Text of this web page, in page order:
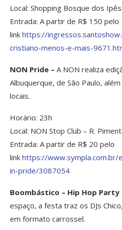
Local: Shopping Bosque dos Ipês
Entrada: A partir de R$ 150 pelo
link https://ingressos.santoshow.
cristiano-menos-e-mais-9671.
NON Pride – A NON realiza
Albuquerque, de São Paulo,
locais.
Horário: 23h
Local: NON Stop Club – R.
Entrada: A partir de R$ 20 pelo
link https://www.sympla.com.br/
in-pride/3087054
Boombástico – Hip Hop Party
espaço, a festa traz os DJs
em formato carrossel.